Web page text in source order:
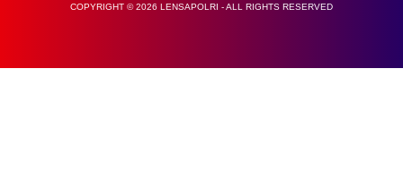
COPYRIGHT © 2026 LENSAPOLRI - ALL RIGHTS RESERVED